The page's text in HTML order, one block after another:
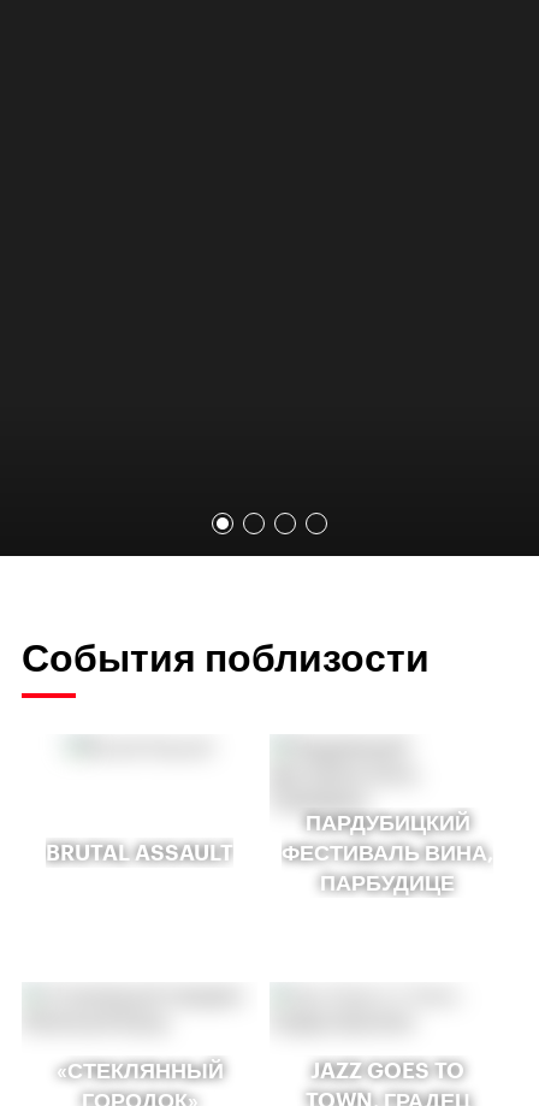
События поблизости
BRUTAL ASSAULT
ПАРДУБИЦКИЙ
ФЕСТИВАЛЬ ВИНА,
ПАРБУДИЦЕ
«СТЕКЛЯННЫЙ
ГОРОДОК»
JAZZ GOES TO
TOWN, ГРАДЕЦ